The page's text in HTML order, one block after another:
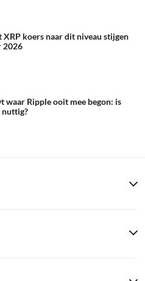
XRP koers naar dit niveau stijgen
2026
waar Ripple ooit mee begon: is
nuttig?